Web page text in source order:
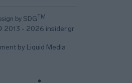
by SDGTM
2013 - 2026 insider.gr
by Liquid Media